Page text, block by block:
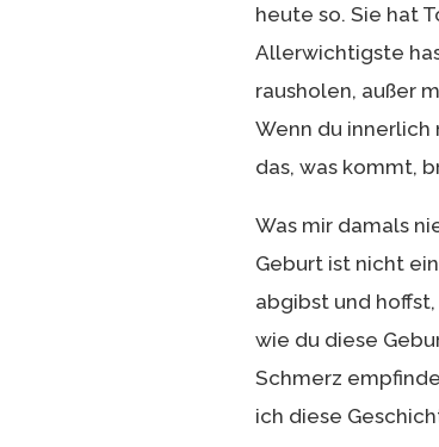
heute so. Sie hat
Allerwichtigste
rausholen, außer
Wenn du
das, was kommt,
Was mir damals
Geburt ist nicht
abgibst und
wie du diese
Schmerz
ich diese